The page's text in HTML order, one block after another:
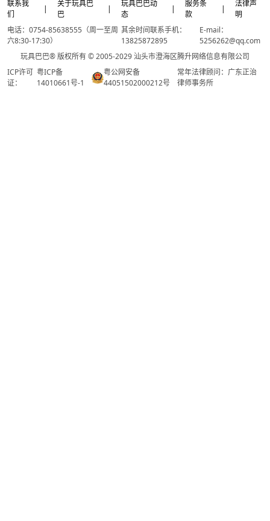
联系我
们
|
关于玩具巴
巴
|
玩具巴巴动
态
|
服务条
款
|
法律声
明
电话：0754-85638555（周一至周
六8:30-17:30）
其余时间联系手机：
13825872895
E-mail：
5256262@qq.com
玩具巴巴® 版权所有 © 2005-2029 汕头市澄海区腾升网络信息有限公司
ICP许可
证：
粤ICP备
14010661号-1
粤公网安备
44051502000212号
常年法律顾问：广东正治
律师事务所